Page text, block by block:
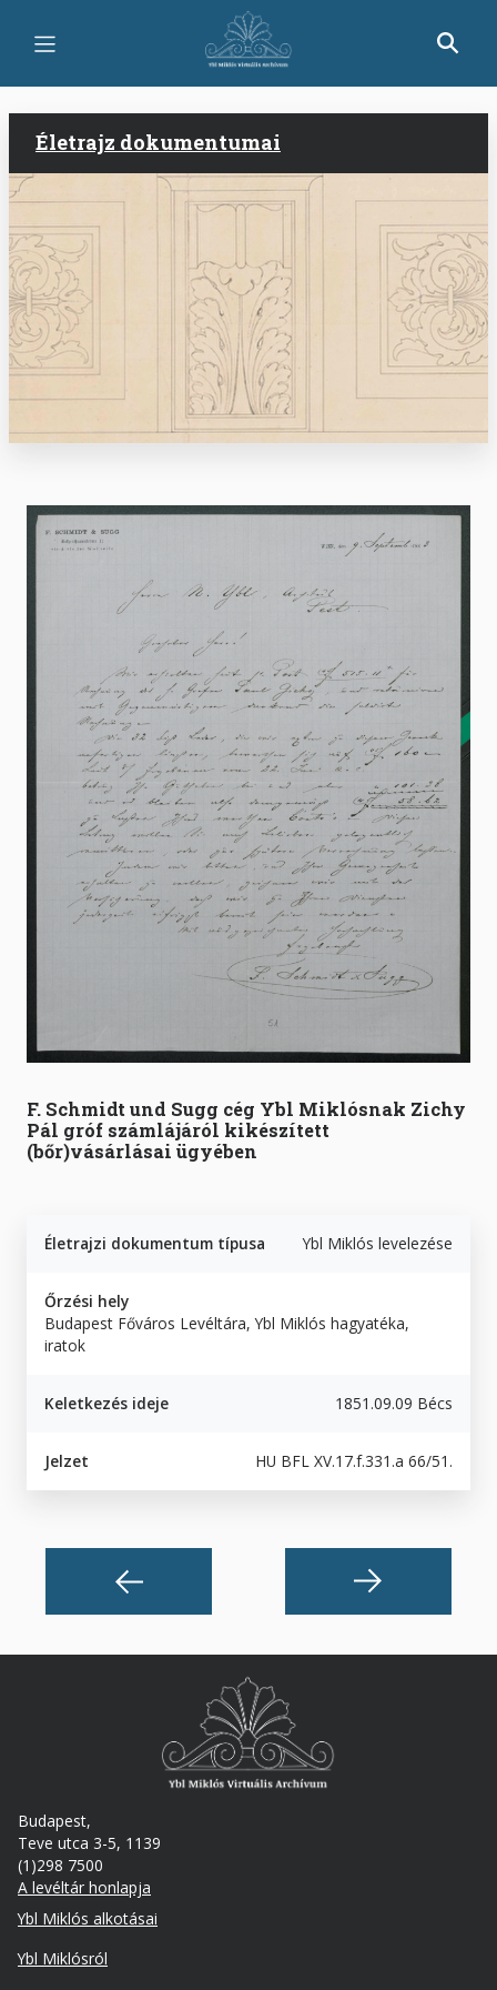
tartalomra
Életrajz dokumentumai
F. Schmidt und Sugg cég Ybl Miklósnak Zichy
Pál gróf számlájáról kikészített
(bőr)vásárlásai ügyében
Életrajzi dokumentum típusa Ybl Miklós levelezése
Őrzési hely
Budapest Főváros Levéltára, Ybl Miklós hagyatéka,
iratok
Keletkezés ideje 1851.09.09 Bécs
Jelzet HU BFL XV.17.f.331.a 66/51.
Budapest,
Teve utca 3-5, 1139
(1)298 7500
A levéltár honlapja
Footer
Ybl Miklós alkotásai
Ybl Miklósról